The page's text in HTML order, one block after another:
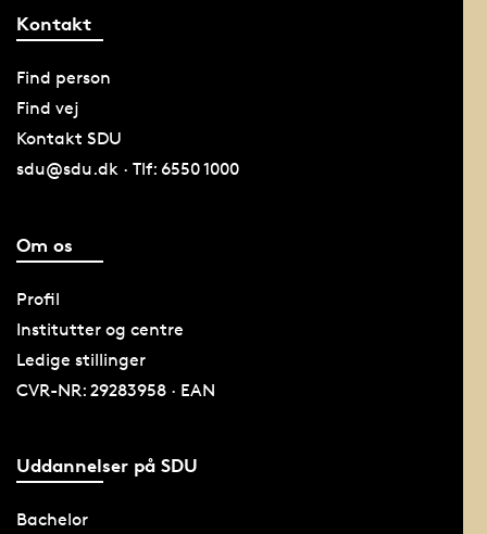
Kontakt
Find person
Find vej
Kontakt SDU
sdu@sdu.dk · Tlf: 6550 1000
Om os
Profil
Institutter og centre
Ledige stillinger
CVR-NR: 29283958 · EAN
Uddannelser på SDU
Bachelor